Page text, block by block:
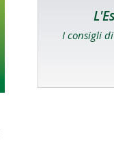
I consigli